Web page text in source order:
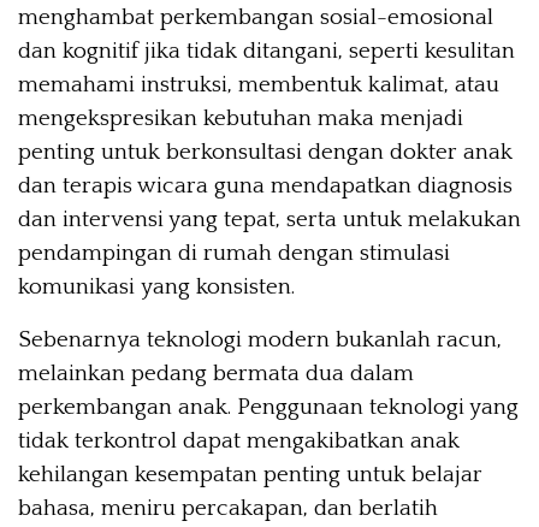
menghambat perkembangan sosial-emosional
dan kognitif jika tidak ditangani, seperti kesulitan
memahami instruksi, membentuk kalimat, atau
mengekspresikan kebutuhan maka menjadi
penting untuk berkonsultasi dengan dokter anak
dan terapis wicara guna mendapatkan diagnosis
dan intervensi yang tepat, serta untuk melakukan
pendampingan di rumah dengan stimulasi
komunikasi yang konsisten.
Sebenarnya teknologi modern bukanlah racun,
melainkan pedang bermata dua dalam
perkembangan anak. Penggunaan teknologi yang
tidak terkontrol dapat mengakibatkan anak
kehilangan kesempatan penting untuk belajar
bahasa, meniru percakapan, dan berlatih